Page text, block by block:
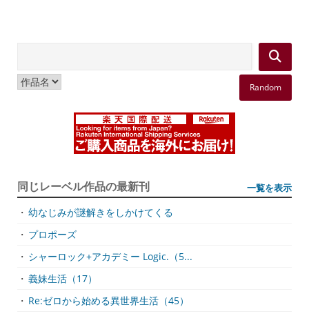
Random
同じレーベル作品の最新刊 一覧を表示
・ 幼なじみが謎解きをしかけてくる
・ プロポーズ
・ シャーロック+アカデミー Logic.（5...
・ 義妹生活（17）
・ Re:ゼロから始める異世界生活（45）